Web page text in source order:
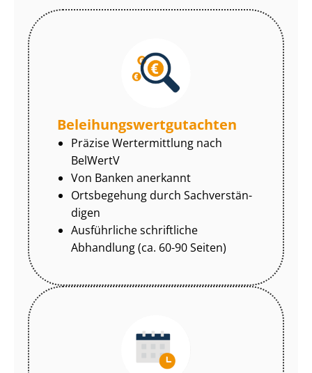
Be­lei­hungs­wert­gut­ach­ten
Präzise Wertermittlung nach
BelWertV
Von Banken anerkannt
Ortsbegehung durch Sach­ver­stän­
di­gen
Ausführliche schriftliche
Abhandlung (ca. 60-90 Seiten)